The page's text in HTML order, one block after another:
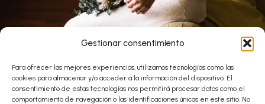
Gestionar consentimiento
Para ofrecer las mejores experiencias, utilizamos tecnologías como las
cookies para almacenar y/o acceder a la información del dispositivo. El
consentimiento de estas tecnologías nos permitirá procesar datos como el
comportamiento de navegación o las identificaciones únicas en este sitio. No